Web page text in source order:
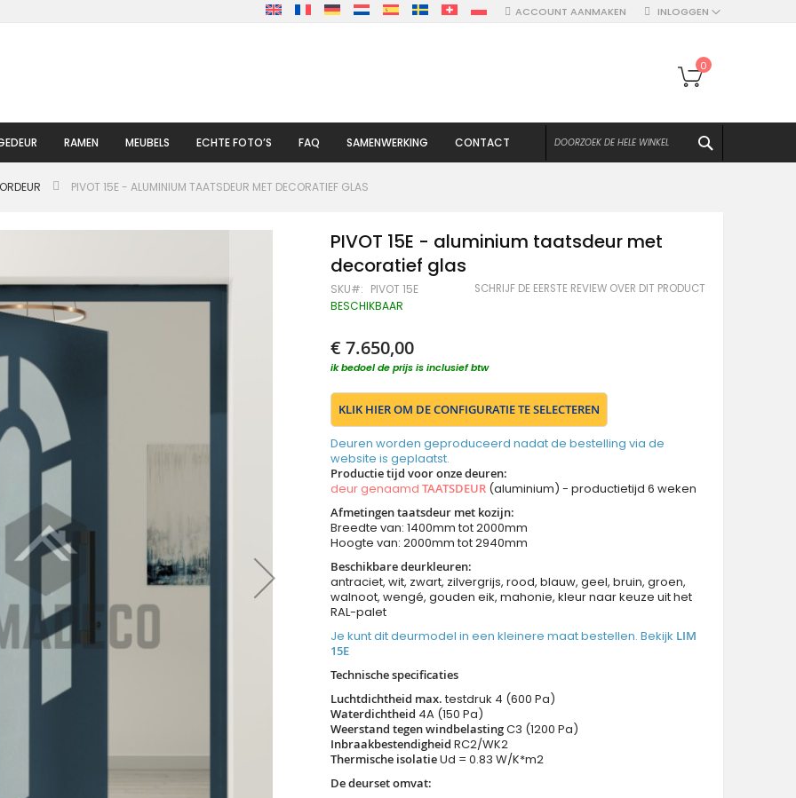
INLOGGEN
ACCOUNT AANMAKEN
Winkelwagen
0
RAMEN MEUBELS ECHTE FOTO’S FAQ SAMENWERKING CONTACT
PIVOT 15E - ALUMINIUM TAATSDEUR MET DECORATIEF GLAS
PIVOT 15E - aluminium taatsdeur met
decoratief glas
SKU PIVOT 15E SCHRIJF DE EERSTE REVIEW OVER DIT PRODUCT
BESCHIKBAAR
€ 7.650,00
ik bedoel de prijs is inclusief btw
KLIK HIER OM DE CONFIGURATIE TE SELECTEREN
Deuren worden geproduceerd nadat de bestelling via de
website is geplaatst.
Productie tijd voor onze deuren:
deur genaamdTAATSDEUR (aluminium) - productietijd 6 weken
Afmetingen taatsdeur met kozijn:
Breedte van: 1400mm tot 2000mm
Hoogte van: 2000mm tot 2940mm
Beschikbare deurkleuren:
antraciet, wit, zwart, zilvergrijs, rood, blauw, geel, bruin, groen,
walnoot, wengé, gouden eik, mahonie, kleur naar keuze uit het
RAL-palet
Je kunt dit deurmodel in een kleinere maat bestellen. Bekijk LIM
15E
Technische specificaties
Luchtdichtheid max.testdruk 4 (600 Pa)
Waterdichtheid 4A (150 Pa)
Weerstand tegen windbelastingC3 (1200 Pa)
Inbraakbestendigheid RC2/WK2
Thermische isolatieUd = 0.83 W/K*m2
De deurset omvat: